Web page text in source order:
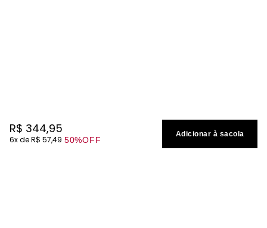
R$ 344,95
6 R$ 57,49 50%OFF
Adicionar à sacola